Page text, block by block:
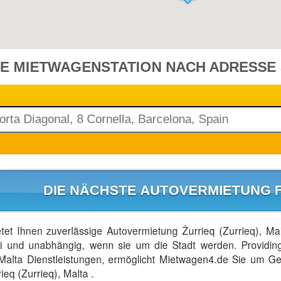
MIETWAGENSTATION NACH ADRESSE
DIE NÄCHSTE AUTOVERMIETUNG
Ihnen zuverlässige Autovermietung Żurrieq (Zurrieq),
und unabhängig, wenn sie um die Stadt werden.
Dienstleistungen, ermöglicht Mietwagen4.de Sie um
(Zurrieq), Malta .